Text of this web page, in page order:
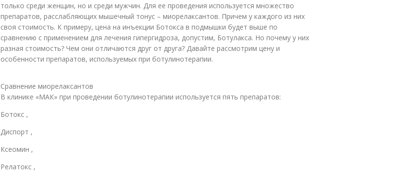
только среди женщин, но и среди мужчин. Для ее проведения используется множество
препаратов, расслабляющих мышечный тонус – миорелаксантов. Причем у каждого из них
своя стоимость. К примеру, цена на инъекции Ботокса в подмышки будет выше по
сравнению с применением для лечения гипергидроза, допустим, Ботулакса. Но почему у них
разная стоимость? Чем они отличаются друг от друга? Давайте рассмотрим цену и
особенности препаратов, используемых при ботулинотерапии.
Сравнение миорелаксантов
В клинике «МАК» при проведении ботулинотерапии используется пять препаратов:
Ботокс ,
Диспорт ,
Ксеомин ,
Релатокс ,